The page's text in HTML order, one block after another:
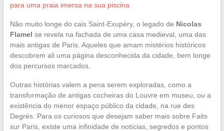
para uma praia imersa na sua piscina
Não muito longe do cais Saint-Exupéry, o legado de Nicolas
Flamel se revela na fachada de uma casa medieval, uma das
mais antigas de Paris. Aqueles que amam mistérios históricos
descobrem ali uma página desconhecida da cidade, bem longe
dos percursos marcados.
Outras histórias valem a pena serem exploradas, como a
transformação de antigas cocheiras do Louvre em museu, ou a
existência do menor espaço público da cidade, na rue des
Degrés. Para os curiosos que desejam saber mais sobre Faits
sur Paris, existe uma infinidade de notícias, segredos e pontos